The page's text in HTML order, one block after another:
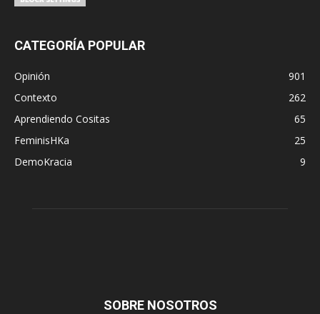
CATEGORÍA POPULAR
Opinión
901
Contexto
262
Aprendiendo Cositas
65
FeminisHKa
25
DemoKracia
9
SOBRE NOSOTROS